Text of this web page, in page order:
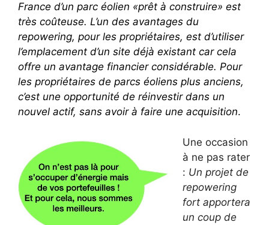
France d’un parc éolien «prêt à construire» est
très coûteuse. L’un des avantages du
repowering, pour les propriétaires, est d’utiliser
l’emplacement d’un site déjà existant car cela
offre un avantage financier considérable. Pour
les propriétaires de parcs éoliens plus anciens,
c’est une opportunité de réinvestir dans un
nouvel actif, sans avoir à faire une acquisition.
Une occasion
à ne pas rater
: Un projet de
repowering
fort apportera
un coup de